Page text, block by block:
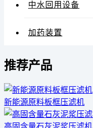
中水回用设备
加药装置
推荐产品
新能源原料板框压滤机
高固含量石灰泥浆压滤机